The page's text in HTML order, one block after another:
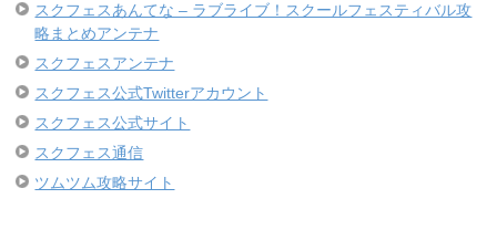
スクフェスあんてな – ラブライブ！スクールフェスティバル攻
略まとめアンテナ
スクフェスアンテナ
スクフェス公式Twitterアカウント
スクフェス公式サイト
スクフェス通信
ツムツム攻略サイト